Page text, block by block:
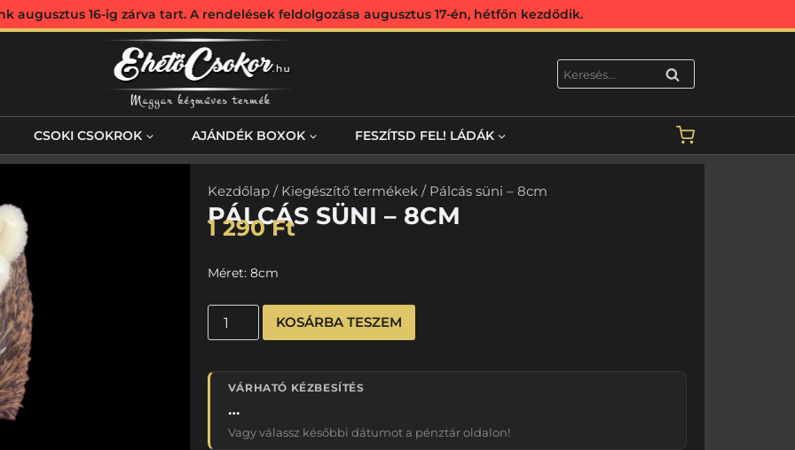
augusztus 16-ig zárva tart. A rendelések feldolgozása augusztus 17-én, hétfőn kezdődik.
KERESÉS
CSOKI CSOKROK AJÁNDÉK BOXOK FESZÍTSD FEL! LÁDÁK
Kezdőlap/ Kiegészítő termékek/ Pálcás süni – 8cm
PÁLCÁS SÜNI – 8CM
1 290Ft
Méret: 8cm
KOSÁRBA TESZEM
VÁRHATÓ KÉZBESÍTÉS
…
Vagy válassz későbbi dátumot a pénztár oldalon!